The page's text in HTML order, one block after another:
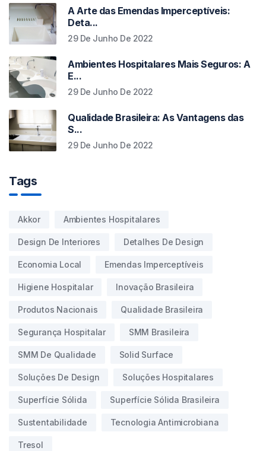
A Arte das Emendas Imperceptíveis:
Deta...
29 De Junho De 2022
Ambientes Hospitalares Mais Seguros: A
E...
29 De Junho De 2022
Qualidade Brasileira: As Vantagens das
S...
29 De Junho De 2022
Tags
Akkor Ambientes Hospitalares
Design De Interiores Detalhes De Design
Economia Local Emendas Imperceptíveis
Higiene Hospitalar Inovação Brasileira
Produtos Nacionais Qualidade Brasileira
Segurança Hospitalar SMM Brasileira
SMM De Qualidade Solid Surface
Soluções De Design Soluções Hospitalares
Superfície Sólida Superfície Sólida Brasileira
Sustentabilidade Tecnologia Antimicrobiana
Tresol